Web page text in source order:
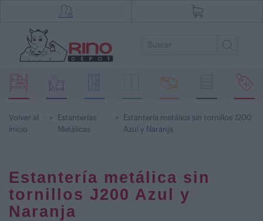
Volver al
inicio
>
Estanterías
Metálicas
>
Estantería metálica sin tornillos J200
Azul y Naranja
Estantería metálica sin
tornillos J200 Azul y
Naranja